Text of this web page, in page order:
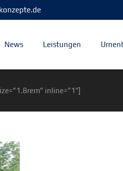
News Leistungen
inline=”1″]